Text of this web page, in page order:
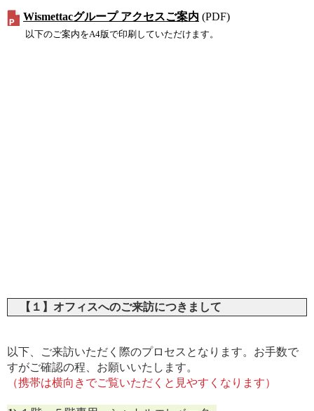
Wismettacグループ アクセスご案内 (PDF)
以下のご案内をA4版で印刷していただけます。
【１】オフィスへのご来訪につきまして
以下、ご来訪いただく際のプロセスとなります。お手数で
すがご確認の程、お願いいたします。
（携帯は横向きでご覧いただくと見やすくなります）